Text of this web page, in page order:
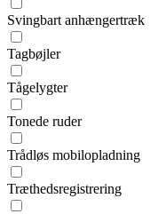
Svingbart anhængertræk
Tagbøjler
Tågelygter
Tonede ruder
Trådløs mobilopladning
Træthedsregistrering